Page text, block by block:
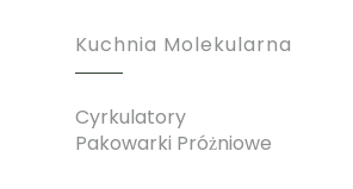
Kuchnia Molekularna
Cyrkulatory
Pakowarki Próżniowe